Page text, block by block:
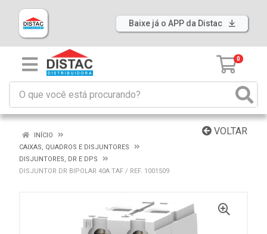
Baixe já o APP da Distac
0
VOLTAR
INÍCIO
CAIXAS, QUADROS E DISJUNTORES
DISJUNTORES, DR E DPS
DISJUNTOR DR BIPOLAR 40A TAF / REF. 1001509